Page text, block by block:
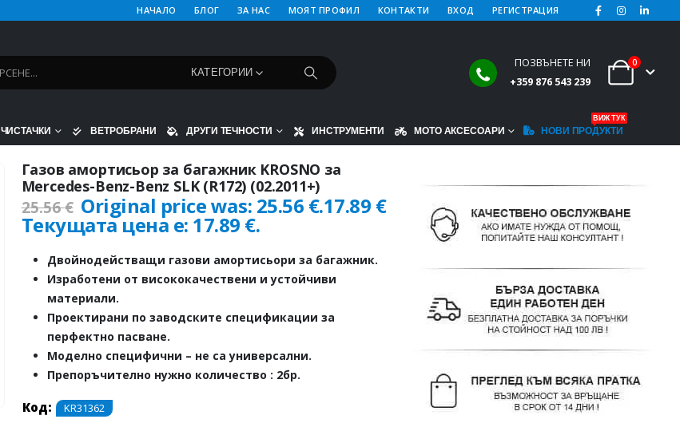
НАЧАЛО БЛОГ ЗА НАС МОЯТ ПРОФИЛ КОНТАКТИ ВХОД РЕГИСТРАЦИЯ
КАТЕГОРИИ
ПОЗВЪНЕТЕ НИ
+359 876 543 239
0
ЧИСТАЧКИ ВЕТРОБРАНИ ДРУГИ ТЕЧНОСТИ ИНСТРУМЕНТИ МОТО АКСЕСОАРИ НОВИ ПРОДУКТИ
ВИЖ ТУК
Газов амортисьор за багажник KROSNO за
Mercedes-Benz-Benz SLK (R172) (02.2011+)
25.56€ Original price was: 25.56 €.17.89 €
Текущата цена е: 17.89 €.
Двойнодействащи газови амортисьори за багажник.
Изработени от висококачествени и устойчиви
материали.
Проектирани по заводските спецификации за
перфектно пасване.
Моделно специфични – не са универсални.
Препоръчително нужно количество : 2бр.
Код: KR31362